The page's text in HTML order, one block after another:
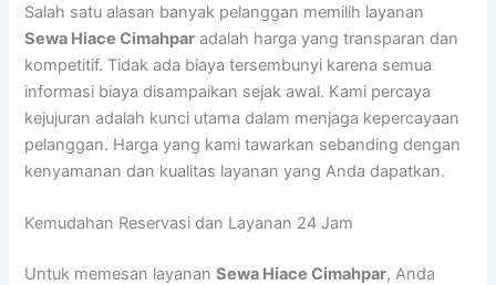
Salah satu alasan banyak pelanggan memilih layanan
Sewa Hiace Cimahpar adalah harga yang transparan dan
kompetitif. Tidak ada biaya tersembunyi karena semua
informasi biaya disampaikan sejak awal. Kami percaya
kejujuran adalah kunci utama dalam menjaga kepercayaan
pelanggan. Harga yang kami tawarkan sebanding dengan
kenyamanan dan kualitas layanan yang Anda dapatkan.
Kemudahan Reservasi dan Layanan 24 Jam
Untuk memesan layananSewa Hiace Cimahpar, Anda